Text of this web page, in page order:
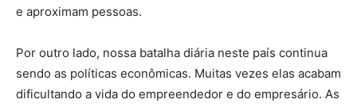
e aproximam pessoas.
Por outro lado, nossa batalha diária neste país continua
sendo as políticas econômicas. Muitas vezes elas acabam
dificultando a vida do empreendedor e do empresário. As